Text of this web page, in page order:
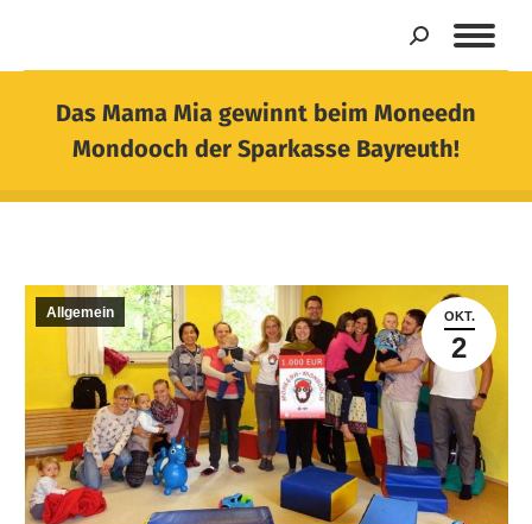
Search:
Das Mama Mia gewinnt beim Moneedn
Mondooch der Sparkasse Bayreuth!
OKT.
2
Allgemein